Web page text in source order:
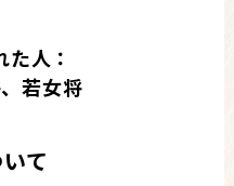
人：
若女将
て